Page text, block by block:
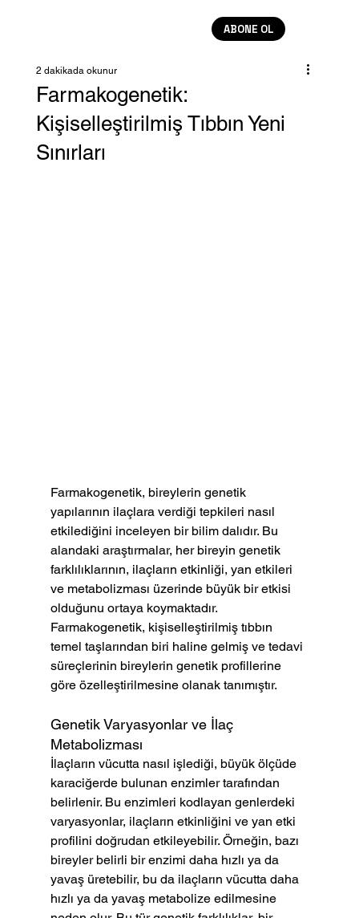
ABONE OL
Farmakogenetik:
Kişiselleştirilmiş Tıbbın Yeni
Sınırları
2 dakikada okunur
Farmakogenetik, bireylerin genetik
yapılarının ilaçlara verdiği tepkileri nasıl
etkilediğini inceleyen bir bilim dalıdır. Bu
alandaki araştırmalar, her bireyin genetik
farklılıklarının, ilaçların etkinliği, yan etkileri
ve metabolizması üzerinde büyük bir etkisi
olduğunu ortaya koymaktadır.
Farmakogenetik, kişiselleştirilmiş tıbbın
temel taşlarından biri haline gelmiş ve tedavi
süreçlerinin bireylerin genetik profillerine
göre özelleştirilmesine olanak tanımıştır.
Genetik Varyasyonlar ve İlaç
Metabolizması
İlaçların vücutta nasıl işlediği, büyük ölçüde
karaciğerde bulunan enzimler tarafından
belirlenir. Bu enzimleri kodlayan genlerdeki
varyasyonlar, ilaçların etkinliğini ve yan etki
profilini doğrudan etkileyebilir. Örneğin, bazı
bireyler belirli bir enzimi daha hızlı ya da
yavaş üretebilir, bu da ilaçların vücutta daha
hızlı ya da yavaş metabolize edilmesine